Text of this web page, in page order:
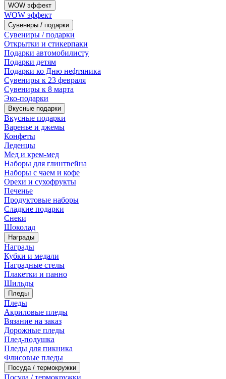
WOW эффект
WOW эффект
Сувениры / подарки
Сувениры / подарки
Открытки и стикерпаки
Подарки автомобилисту
Подарки детям
Подарки ко Дню нефтяника
Сувениры к 23 февраля
Сувениры к 8 марта
Эко-подарки
Вкусные подарки
Вкусные подарки
Варенье и джемы
Конфеты
Леденцы
Мед и крем-мед
Наборы для глинтвейна
Наборы с чаем и кофе
Орехи и сухофрукты
Печенье
Продуктовые наборы
Сладкие подарки
Снеки
Шоколад
Награды
Награды
Кубки и медали
Наградные стелы
Плакетки и панно
Шильды
Пледы
Пледы
Акриловые пледы
Вязание на заказ
Дорожные пледы
Плед-подушка
Пледы для пикника
Флисовые пледы
Посуда / термокружки
Посуда / термокружки